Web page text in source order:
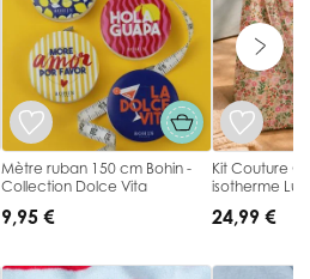
Mètre ruban 150 cm Bohin -
Collection Dolce Vita
9,95 €
Kit Couture
isotherme
24,99 €